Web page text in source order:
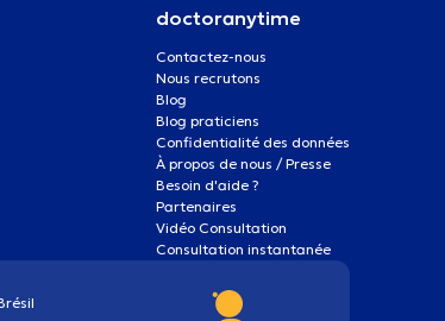
doctoranytime
Contactez-nous
Nous recrutons
Blog
Blog praticiens
Confidentialité des données
À propos de nous / Presse
Besoin d'aide ?
Partenaires
Vidéo Consultation
Consultation instantanée